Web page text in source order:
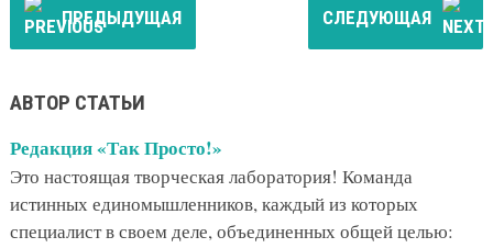
ПРЕДЫДУЩАЯ СЛЕДУЮЩАЯ
АВТОР СТАТЬИ
Редакция «Так Просто!»
Это настоящая творческая лаборатория! Команда
истинных единомышленников, каждый из которых
специалист в своем деле, объединенных общей целью: